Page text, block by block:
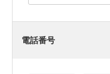
電話番号